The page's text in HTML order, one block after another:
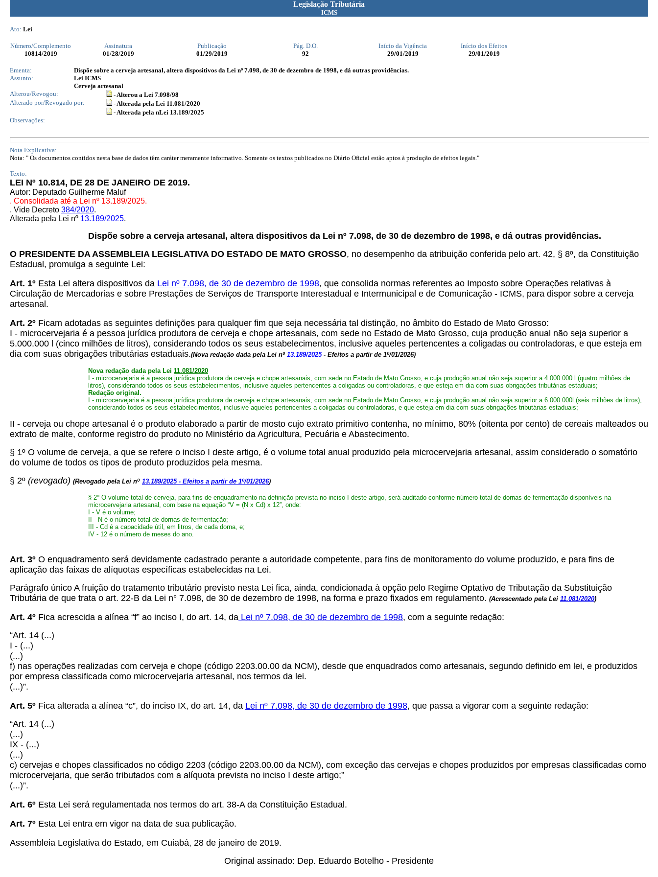
Legislação Tributária
ICMS
Ato: Lei
Número/Complemento Assinatura Publicação Pág. D.O. Início da Vigência
Início dos Efeitos
10814/2019 01/28/2019 01/29/2019 92 29/01/2019 29/01/2019
Ementa:
Dispõe sobre a cerveja artesanal, altera dispositivos da Lei nº 7.098, de 30 de dezembro de 1998, e dá outras providências.
Assunto:
Lei ICMS
Cerveja artesanal
Alterou/Revogou:
- Alterou a Lei 7.098/98
Alterado por/Revogado por:
- Alterada pela Lei 11.081/2020
- Alterada pela nLei 13.189/2025
Observações:
Nota Explicativa:
Nota: " Os documentos contidos nesta base de dados têm caráter meramente informativo. Somente os textos publicados no Diário Oficial estão aptos à produção de efeitos legais."
Texto:
LEI Nº 10.814, DE 28 DE JANEIRO DE 2019.
Autor: Deputado Guilherme Maluf
. Consolidada até a Lei nº 13.189/2025.
. Vide Decreto 384/2020.
Alterada pela Lei nº 13.189/2025.
Dispõe sobre a cerveja artesanal, altera dispositivos da Lei nº 7.098, de 30 de dezembro de 1998, e dá outras providências.
O PRESIDENTE DA ASSEMBLEIA LEGISLATIVA DO ESTADO DE MATO GROSSO, no desempenho da atribuição conferida pelo art. 42, § 8º, da Constituição
Estadual, promulga a seguinte Lei:
Art. 1º Esta Lei altera dispositivos da Lei nº 7.098, de 30 de dezembro de 1998, que consolida normas referentes ao Imposto sobre Operações relativas à
Circulação de Mercadorias e sobre Prestações de Serviços de Transporte Interestadual e Intermunicipal e de Comunicação - ICMS, para dispor sobre a cerveja
artesanal.
Art. 2º Ficam adotadas as seguintes definições para qualquer fim que seja necessária tal distinção, no âmbito do Estado de Mato Grosso:
I - microcervejaria é a pessoa jurídica produtora de cerveja e chope artesanais, com sede no Estado de Mato Grosso, cuja produção anual não seja superior a
5.000.000 l (cinco milhões de litros), considerando todos os seus estabelecimentos, inclusive aqueles pertencentes a coligadas ou controladoras, e que esteja em
dia com suas obrigações tributárias estaduais.(Nova redação dada pela Lei nº 13.189/2025 - Efeitos a partir de 1º/01/2026)
Nova redação dada pela Lei 11.081/2020
I - microcervejaria é a pessoa jurídica produtora de cerveja e chope artesanais, com sede no Estado de Mato Grosso, e cuja produção anual não seja superior a 4.000.000 l (quatro milhões de
litros), considerando todos os seus estabelecimentos, inclusive aqueles pertencentes a coligadas ou controladoras, e que esteja em dia com suas obrigações tributárias estaduais;
Redação original.
I - microcervejaria é a pessoa jurídica produtora de cerveja e chope artesanais, com sede no Estado de Mato Grosso, e cuja produção anual não seja superior a 6.000.000l (seis milhões de litros),
considerando todos os seus estabelecimentos, inclusive aqueles pertencentes a coligadas ou controladoras, e que esteja em dia com suas obrigações tributárias estaduais;
II - cerveja ou chope artesanal é o produto elaborado a partir de mosto cujo extrato primitivo contenha, no mínimo, 80% (oitenta por cento) de cereais malteados ou
extrato de malte, conforme registro do produto no Ministério da Agricultura, Pecuária e Abastecimento.
§ 1º O volume de cerveja, a que se refere o inciso I deste artigo, é o volume total anual produzido pela microcervejaria artesanal, assim considerado o somatório
do volume de todos os tipos de produto produzidos pela mesma.
§ 2º (revogado) (Revogado pela Lei nº 13.189/2025 - Efeitos a partir de 1º/01/2026)
§ 2º O volume total de cerveja, para fins de enquadramento na definição prevista no inciso I deste artigo, será auditado conforme número total de dornas de fermentação disponíveis na
microcervejaria artesanal, com base na equação “V = (N x Cd) x 12”, onde:
I - V é o volume;
II - N é o número total de dornas de fermentação;
III - Cd é a capacidade útil, em litros, de cada dorna, e;
IV - 12 é o número de meses do ano.
Art. 3º O enquadramento será devidamente cadastrado perante a autoridade competente, para fins de monitoramento do volume produzido, e para fins de
aplicação das faixas de alíquotas específicas estabelecidas na Lei.
Parágrafo único A fruição do tratamento tributário previsto nesta Lei fica, ainda, condicionada à opção pelo Regime Optativo de Tributação da Substituição
Tributária de que trata o art. 22-B da Lei n° 7.098, de 30 de dezembro de 1998, na forma e prazo fixados em regulamento. (Acrescentado pela Lei 11.081/2020)
Art. 4º Fica acrescida a alínea “f” ao inciso I, do art. 14, da Lei nº 7.098, de 30 de dezembro de 1998, com a seguinte redação:
“Art. 14 (...)
I - (...)
(...)
f) nas operações realizadas com cerveja e chope (código 2203.00.00 da NCM), desde que enquadrados como artesanais, segundo definido em lei, e produzidos
por empresa classificada como microcervejaria artesanal, nos termos da lei.
(...)”.
Art. 5º Fica alterada a alínea “c”, do inciso IX, do art. 14, da Lei nº 7.098, de 30 de dezembro de 1998, que passa a vigorar com a seguinte redação:
“Art. 14 (...)
(...)
IX - (...)
(...)
c) cervejas e chopes classificados no código 2203 (código 2203.00.00 da NCM), com exceção das cervejas e chopes produzidos por empresas classificadas como
microcervejaria, que serão tributados com a alíquota prevista no inciso I deste artigo;”
(...)”.
Art. 6º Esta Lei será regulamentada nos termos do art. 38-A da Constituição Estadual.
Art. 7º Esta Lei entra em vigor na data de sua publicação.
Assembleia Legislativa do Estado, em Cuiabá, 28 de janeiro de 2019.
Original assinado: Dep. Eduardo Botelho - Presidente